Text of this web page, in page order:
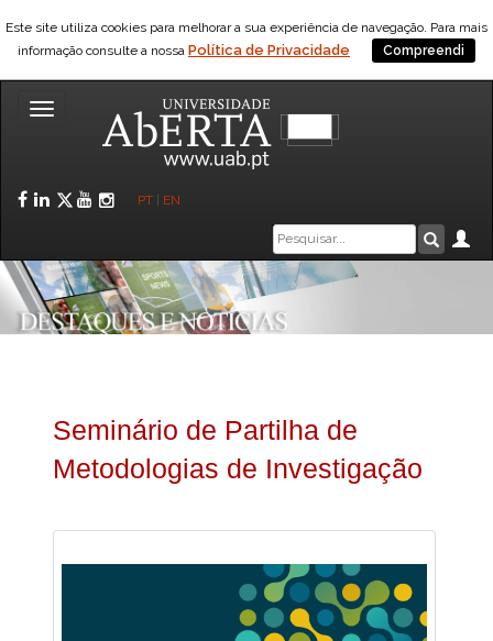
Este site utiliza cookies para melhorar a sua experiência de navegação. Para mais
informação consulte a nossa Política de Privacidade Compreendi
Toggle
Facebook
LinkedIn
Twitter
YouTube
Instagram
PT EN
Caixa
de
pesquisa
Seminário de Partilha de
Metodologias de Investigação